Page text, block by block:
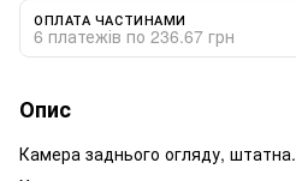
ОПЛАТА ЧАСТИНАМИ
6 платежів по 236.67 грн
Опис
Камера заднього огляду, штатна.